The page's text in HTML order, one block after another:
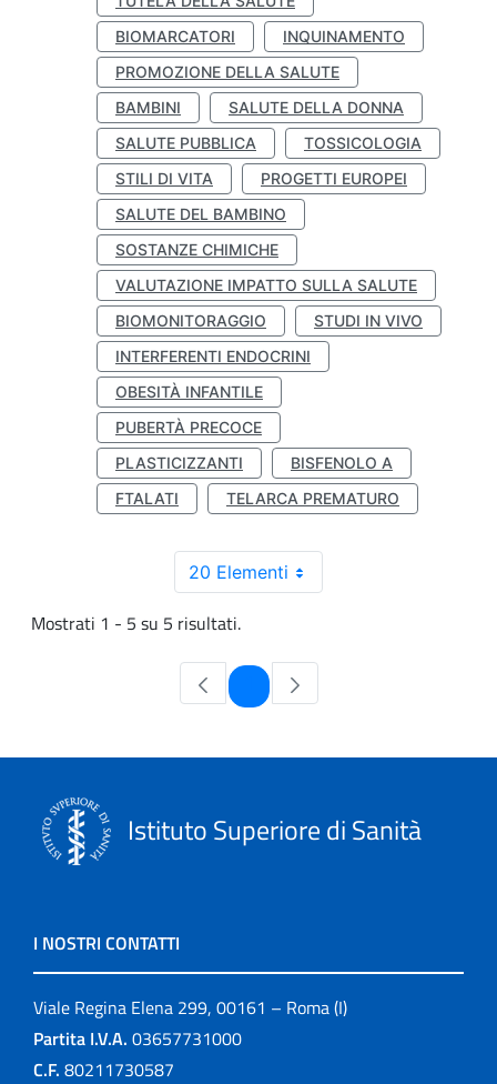
BIOMARCATORI
INQUINAMENTO
PROMOZIONE DELLA SALUTE
BAMBINI
SALUTE DELLA DONNA
SALUTE PUBBLICA
TOSSICOLOGIA
STILI DI VITA
PROGETTI EUROPEI
SALUTE DEL BAMBINO
SOSTANZE CHIMICHE
VALUTAZIONE IMPATTO SULLA SALUTE
BIOMONITORAGGIO
STUDI IN VIVO
INTERFERENTI ENDOCRINI
OBESITÀ INFANTILE
PUBERTÀ PRECOCE
PLASTICIZZANTI
BISFENOLO A
FTALATI
TELARCA PREMATURO
20 Elementi
Mostrati 1 - 5 su 5 risultati.
Pagina
Istituto Superiore di Sanità
I NOSTRI CONTATTI
Viale Regina Elena 299, 00161 – Roma (I)
Partita I.V.A. 03657731000
C.F. 80211730587